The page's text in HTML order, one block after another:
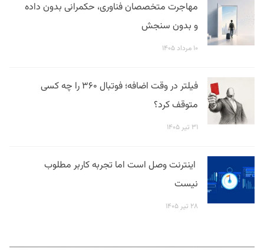
مهاجرت متخصصان فناوری، حکمرانی بدون داده
و بدون سنجش
۱۰ مرداد ۱۴۰۵
فیلتر در وقت اضافه؛ فوتبال ۳۶۰ را چه کسی
متوقف کرد؟
۳۱ تیر ۱۴۰۵
اینترنت وصل است اما تجربه کاربر مطلوب
نیست
۲۸ تیر ۱۴۰۵